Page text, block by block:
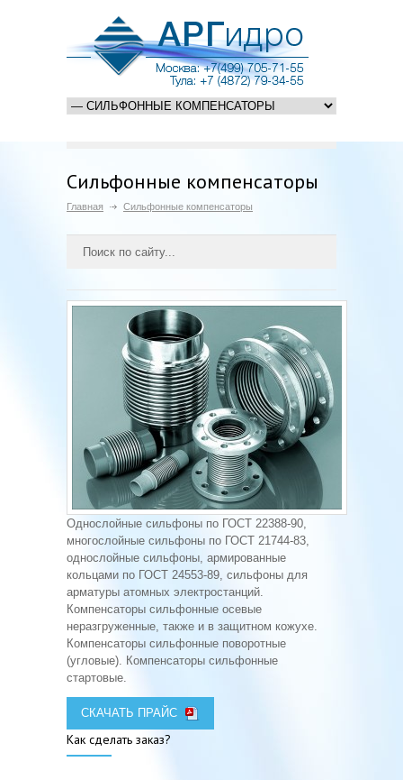
Сильфонные компенсаторы
Главная Сильфонные компенсаторы
Однослойные сильфоны по ГОСТ 22388-90,
многослойные сильфоны по ГОСТ 21744-83,
однослойные сильфоны, армированные
кольцами по ГОСТ 24553-89, сильфоны для
арматуры атомных электростанций.
Компенсаторы сильфонные осевые
неразгруженные, также и в защитном кожухе.
Компенсаторы сильфонные поворотные
(угловые). Компенсаторы сильфонные
стартовые.
СКАЧАТЬ ПРАЙС
Как сделать заказ?